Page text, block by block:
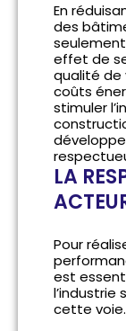
En
des
effet de
qualité de
coûts
stimuler
LA
Pour
est
l’industrie
cette voie.